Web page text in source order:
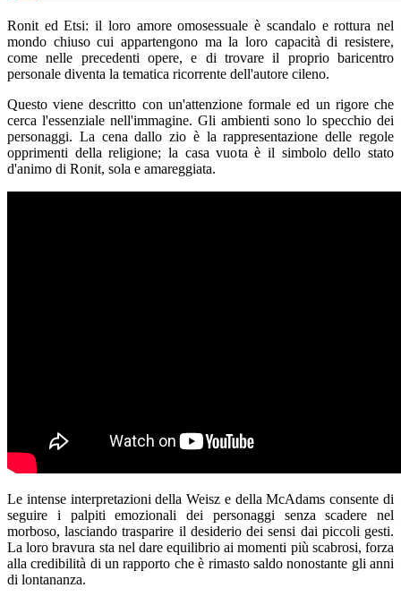
Ronit ed Etsi: il loro amore omosessuale è scandalo e rottura nel
mondo chiuso cui appartengono ma la loro capacità di resistere,
come nelle precedenti opere, e di trovare il proprio baricentro
personale diventa la tematica ricorrente dell'autore cileno.
Questo viene descritto con un'attenzione formale ed un rigore che
cerca l'essenziale nell'immagine. Gli ambienti sono lo specchio dei
personaggi. La cena dallo zio è la rappresentazione delle regole
opprimenti della religione; la casa vuota è il simbolo dello stato
d'animo di Ronit, sola e amareggiata.
Le intense interpretazioni della Weisz e della McAdams consente di
seguire i palpiti emozionali dei personaggi senza scadere nel
morboso, lasciando trasparire il desiderio dei sensi dai piccoli gesti.
La loro bravura sta nel dare equilibrio ai momenti più scabrosi, forza
alla credibilità di un rapporto che è rimasto saldo nonostante gli anni
di lontananza.